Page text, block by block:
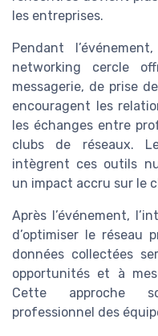
les entreprises.
Pendant
networking cercle
messagerie, de prise
encouragent les
les échanges entre
clubs de réseaux.
intègrent ces outils
un impact accru sur le
Après l’événement,
d’optimiser le réseau
données collectées
opportunités et à
Cette approche
professionnel des